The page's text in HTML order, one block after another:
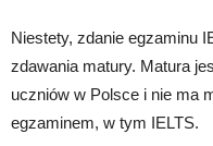
Niestety, zdanie egzaminu
zdawania matury. Matura
uczniów w Polsce i nie ma
egzaminem, w tym IELTS.